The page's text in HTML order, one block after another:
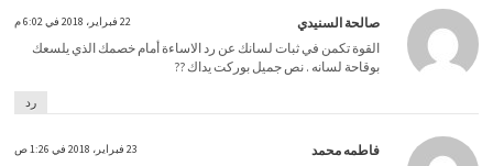
صالحة السنيدي 22 فبراير، 2018 في 6:02 م
القوة تكمن في ثبات لسانك عن رد الاساءة أمام خصمك الذي يلسعك
بوقاحة لسانه . نص جميل بوركت يداك ??
رد
فاطمه محمد 23 فبراير، 2018 في 1:26 ص